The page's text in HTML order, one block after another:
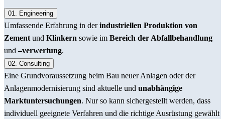
01. Engineering
Umfassende Erfahrung in derindustriellen Produktion von
Zement und Klinkern sowie im Bereich der Abfallbehandlung
und–verwertung.
02. Consulting
Eine Grundvoraussetzung beim Bau neuer Anlagen oder der
Anlagenmodernisierung sind aktuelle und unabhängige
Marktuntersuchungen. Nur so kann sichergestellt werden, dass
individuell geeignete Verfahren und die richtige Ausrüstung gewählt